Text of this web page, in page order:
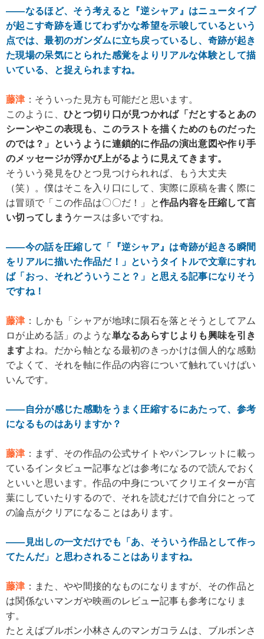
――なるほど、そう考えると『逆シャア』はニュータイプ
が起こす奇跡を通じてわずかな希望を示唆しているという
点では、最初のガンダムに立ち戻っているし、奇跡が起き
た現場の呆気にとられた感覚をよりリアルな体験として描
いている、と捉えられますね。
藤津 ：そういった見方も可能だと思います。
このように、 ひとつ切り口が見つかれば「だとするとあの
シーンやこの表現も、このラストを描くためのものだった
のでは？」というように連鎖的に作品の演出意図や作り手
のメッセージが浮かび上がるように見えてきます。
そういう発見をひとつ見つけられれば、もう大丈夫
（笑）。僕はそこを入り口にして、実際に原稿を書く際に
は冒頭で「この作品は〇〇だ！」と作品内容を圧縮して言
い切ってしまうケースは多いですね。
――今の話を圧縮して「『逆シャア』は奇跡が起きる瞬間
をリアルに描いた作品だ！」というタイトルで文章にすれ
ば「おっ、それどういうこと？」と思える記事になりそう
ですね！
藤津 ：しかも「シャアが地球に隕石を落とそうとしてアム
ロが止める話」のような単なるあらすじよりも興味を引き
ますよね。だから軸となる最初のきっかけは個人的な感動
でよくて、それを軸に作品の内容について触れていけばい
いんです。
――自分が感じた感動をうまく圧縮するにあたって、参考
になるものはありますか？
藤津 ：まず、その作品の公式サイトやパンフレットに載っ
ているインタビュー記事などは参考になるので読んでおく
といいと思います。作品の中身についてクリエイターが言
葉にしていたりするので、それを読むだけで自分にとって
の論点がクリアになることはあります。
――見出しの一文だけでも「あ、そういう作品として作っ
てたんだ」と思わされることはありますね。
藤津 ：また、やや間接的なものになりますが、その作品と
は関係ないマンガや映画のレビュー記事も参考になりま
す。
たとえばブルボン小林さんのマンガコラムは、ブルボンさ